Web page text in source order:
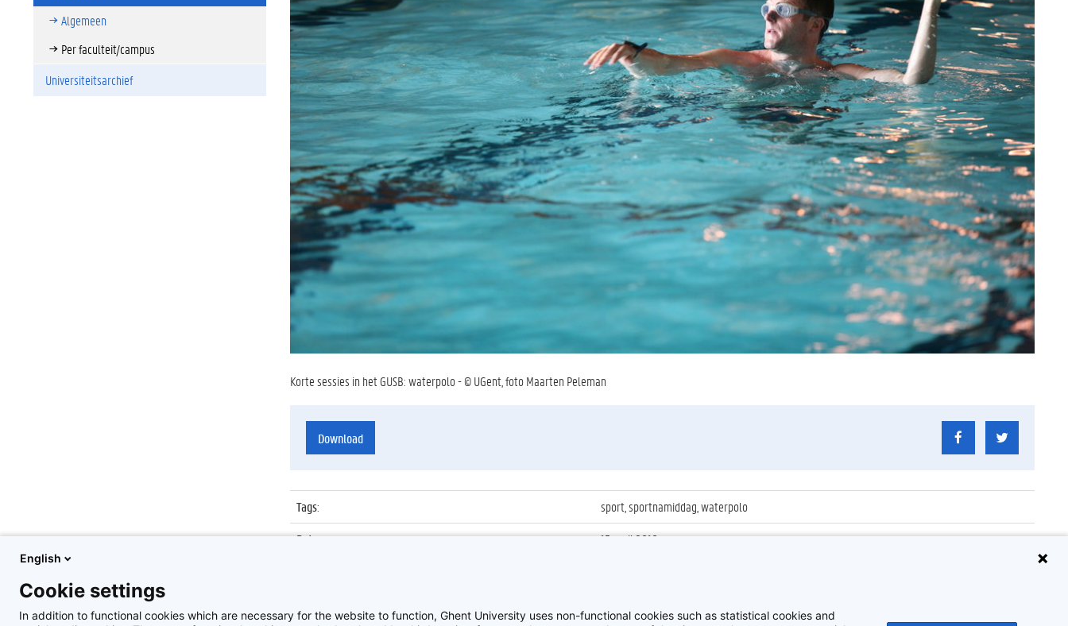
Algemeen
Per faculteit/campus
Universiteitsarchief
Korte sessies in het GUSB: waterpolo - © UGent, foto Maarten Peleman
Download
Tags:
sport, sportnamiddag, waterpolo
Datum:
15 april 2010
English
Cookie settings
In addition to functional cookies which are necessary for the website to function, Ghent University uses non-functional cookies such as statistical cookies and